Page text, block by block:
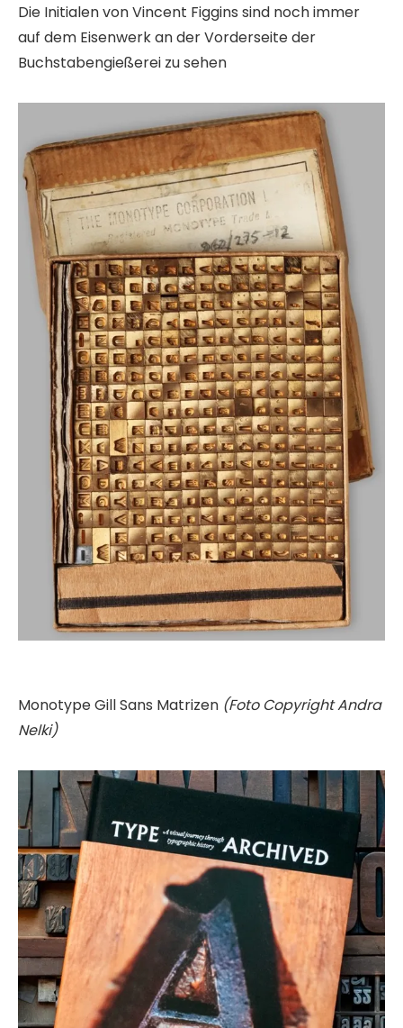
Die Initialen von Vincent Figgins sind noch immer
auf dem Eisenwerk an der Vorderseite der
Buchstabengießerei zu sehen
Monotype Gill Sans Matrizen (Foto Copyright Andra
Nelki)